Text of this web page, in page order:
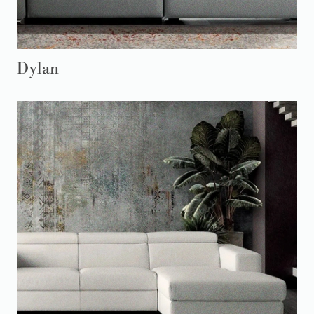
Dylan